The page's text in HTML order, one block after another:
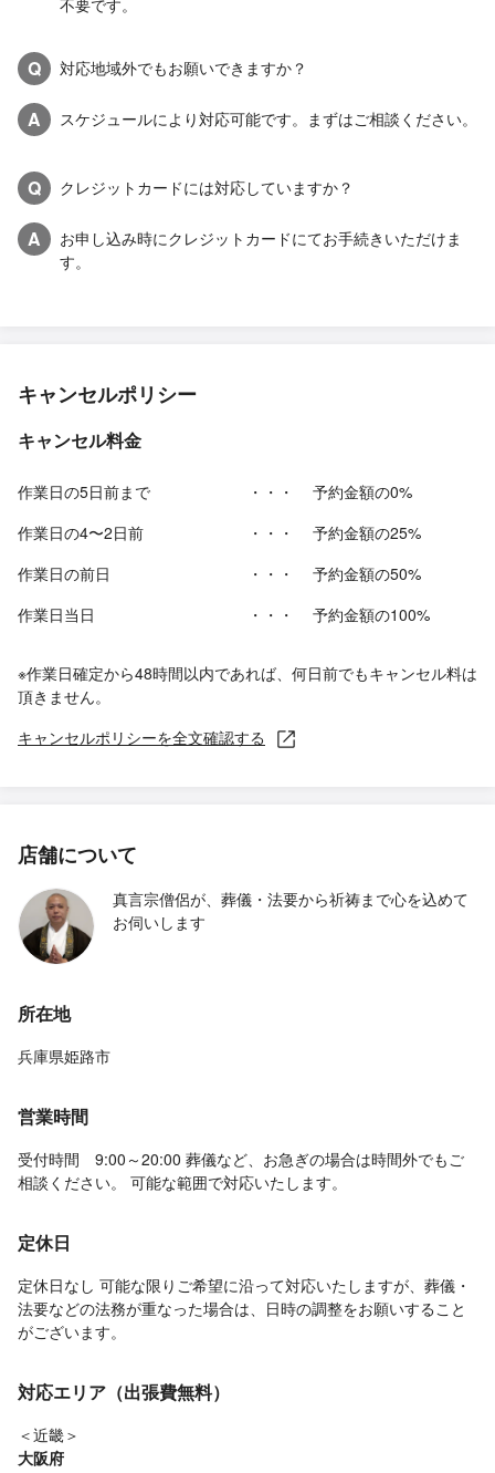
不要です。
Q 対応地域外でもお願いできますか？
A スケジュールにより対応可能です。まずはご相談ください。
Q クレジットカードには対応していますか？
A
お申し込み時にクレジットカードにてお手続きいただけま
す。
キャンセルポリシー
キャンセル料金
作業日の5日前まで ・・・
予約金額の0%
作業日の4〜2日前
・・・
予約金額の25%
作業日の前日
・・・
予約金額の50%
作業日当日
・・・ 予約金額の100%
※作業日確定から48時間以内であれば、何日前でもキャンセル料は
頂きません。
キャンセルポリシーを全文確認する
店舗について
真言宗僧侶が、葬儀・法要から祈祷まで心を込めて
お伺いします
所在地
兵庫県姫路市
営業時間
受付時間 9:00～20:00 葬儀など、お急ぎの場合は時間外でもご
相談ください。 可能な範囲で対応いたします。
定休日
定休日なし 可能な限りご希望に沿って対応いたしますが、葬儀・
法要などの法務が重なった場合は、日時の調整をお願いすること
がございます。
対応エリア（出張費無料）
＜近畿＞
大阪府